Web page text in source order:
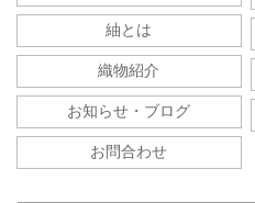
紬とは
織物紹介
お知らせ・ブログ
お問合わせ